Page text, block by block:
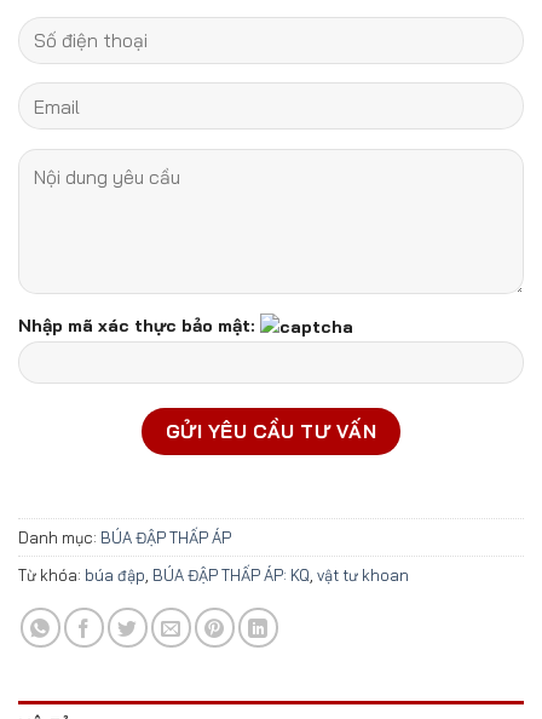
Nhập mã xác thực bảo mật:
Danh mục: BÚA ĐẬP THẤP ÁP
Từ khóa: búa đập BÚA ĐẬP THẤP ÁP: KQ vật tư khoan